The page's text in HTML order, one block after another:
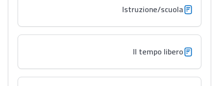
Istruzione/scuola
Il tempo libero